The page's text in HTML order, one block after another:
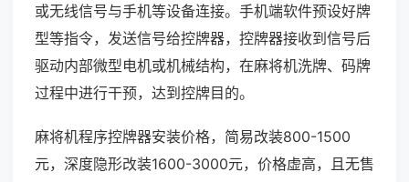
或无线信号与手机等设备连接。手机端软件预设好牌
型等指令，发送信号给控牌器，控牌器接收到信号后
驱动内部微型电机或机械结构，在麻将机洗牌、码牌
过程中进行干预，达到控牌目的。
麻将机程序控牌器安装价格，简易改装800-1500
元，深度隐形改装1600-3000元，价格虚高，且无售